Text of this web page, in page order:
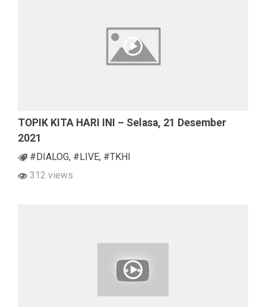
TOPIK KITA HARI INI – Selasa, 21 Desember
2021
#DIALOG, #LIVE, #TKHI
312 views